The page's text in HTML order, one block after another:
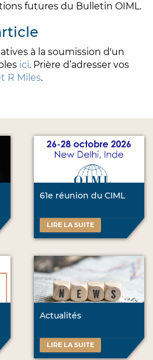
futures du Bulletin OIML.
à la soumission d'un
ici. Prière d’adresser vos
R Miles.
61e réunion du CIML
LIRE LA SUITE
Actualités
LIRE LA SUITE